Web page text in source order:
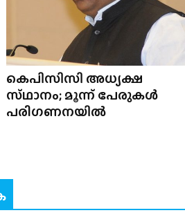
കെപിസിസി അധ്യക്ഷ
സ്‌ഥാനം; മൂന്ന് പേരുകൾ
പരിഗണനയിൽ